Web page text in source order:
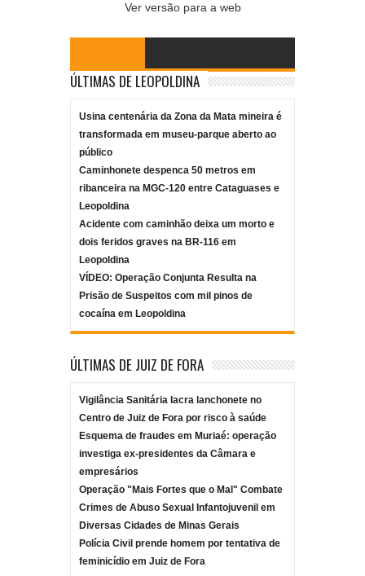
Ver versão para a web
ÚLTIMAS DE LEOPOLDINA
Usina centenária da Zona da Mata mineira é
transformada em museu-parque aberto ao
público
Caminhonete despenca 50 metros em
ribanceira na MGC-120 entre Cataguases e
Leopoldina
Acidente com caminhão deixa um morto e
dois feridos graves na BR-116 em
Leopoldina
VÍDEO: Operação Conjunta Resulta na
Prisão de Suspeitos com mil pinos de
cocaína em Leopoldina
ÚLTIMAS DE JUIZ DE FORA
Vigilância Sanitária lacra lanchonete no
Centro de Juiz de Fora por risco à saúde
Esquema de fraudes em Muriaé: operação
investiga ex-presidentes da Câmara e
empresários
Operação "Mais Fortes que o Mal" Combate
Crimes de Abuso Sexual Infantojuvenil em
Diversas Cidades de Minas Gerais
Polícia Civil prende homem por tentativa de
feminicídio em Juiz de Fora